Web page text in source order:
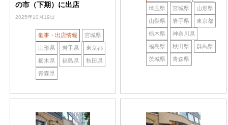
の市（下期）に出店
2025年10月19日
催事・出店情報 宮城県
山形県 岩手県 東京都
栃木県 福島県 秋田県
青森県
埼玉県 宮城県 山形県
山梨県 岩手県 東京都
栃木県 神奈川県
福島県 秋田県 群馬県
茨城県 青森県